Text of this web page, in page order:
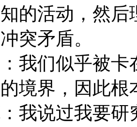
的活动，然
突矛盾。
我们似乎被卡
境界，因此根
我说过我要研